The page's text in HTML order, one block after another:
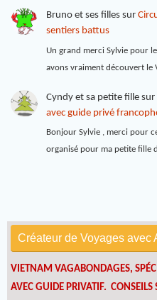
Bruno et ses fillessur
sentiers battus
Un grand merci Sylvie pour
avons vraiment découvert le
Cyndy et sa petite fillesur
avec guide privé
Bonjour Sylvie , merci pour
organisé pour ma petite fille
Créateur de Voyages avec
VIETNAM VAGABONDAGES,
AVEC GUIDE PRIVATIF. CONSEILS